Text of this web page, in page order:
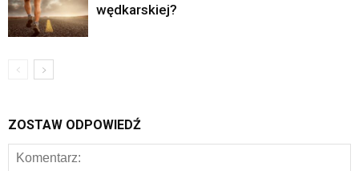
wędkarskiej?
ZOSTAW ODPOWIEDŹ